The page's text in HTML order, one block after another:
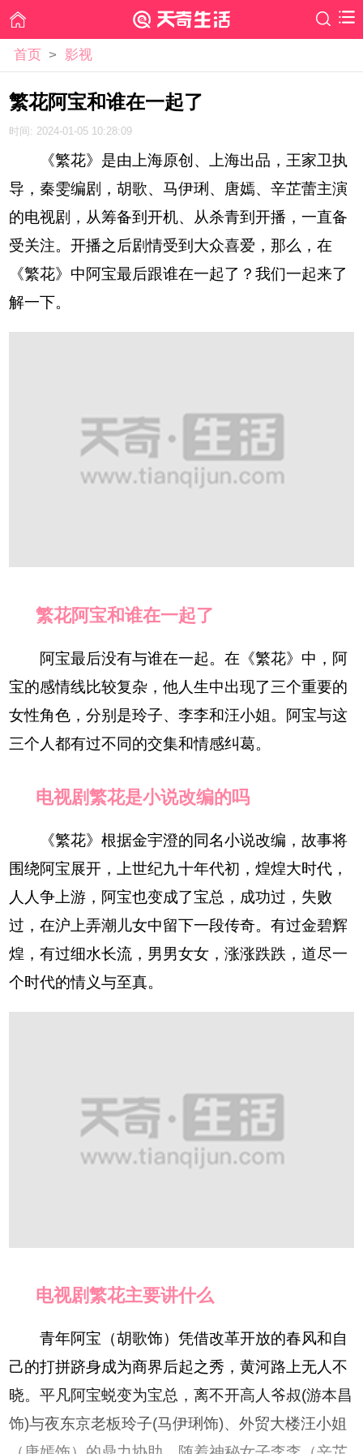
首页 > 影视
繁花阿宝和谁在一起了
时间: 2024-01-05 10:28:09
《繁花》是由上海原创、上海出品，王家卫执
导，秦雯编剧，胡歌、马伊琍、唐嫣、辛芷蕾主演
的电视剧，从筹备到开机、从杀青到开播，一直备
受关注。开播之后剧情受到大众喜爱，那么，在
《繁花》中阿宝最后跟谁在一起了？我们一起来了
解一下。
繁花阿宝和谁在一起了
阿宝最后没有与谁在一起。在《繁花》中，阿
宝的感情线比较复杂，他人生中出现了三个重要的
女性角色，分别是玲子、李李和汪小姐。阿宝与这
三个人都有过不同的交集和情感纠葛。
电视剧繁花是小说改编的吗
《繁花》根据金宇澄的同名小说改编，故事将
围绕阿宝展开，上世纪九十年代初，煌煌大时代，
人人争上游，阿宝也变成了宝总，成功过，失败
过，在沪上弄潮儿女中留下一段传奇。有过金碧辉
煌，有过细水长流，男男女女，涨涨跌跌，道尽一
个时代的情义与至真。
电视剧繁花主要讲什么
青年阿宝（胡歌饰）凭借改革开放的春风和自
己的打拼跻身成为商界后起之秀，黄河路上无人不
晓。平凡阿宝蜕变为宝总，离不开高人爷叔(游本昌
饰)与夜东京老板玲子(马伊琍饰)、外贸大楼汪小姐